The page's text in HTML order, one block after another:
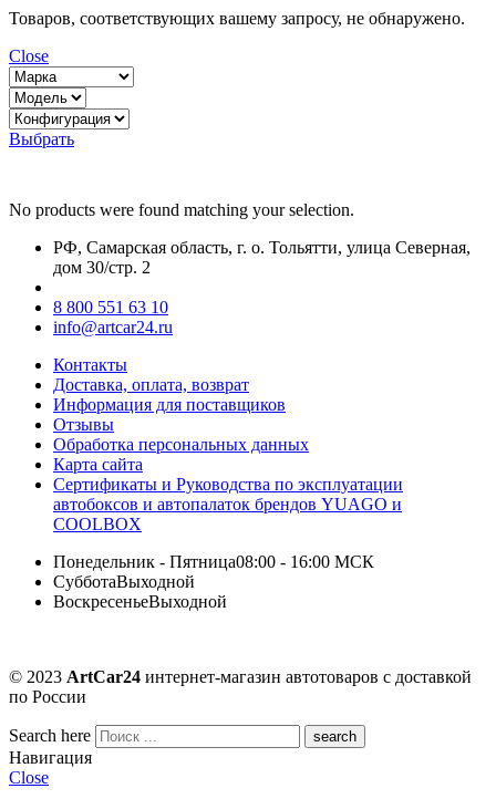
Товаров, соответствующих вашему запросу, не обнаружено.
Close
Выбрать
No products were found matching your selection.
РФ, Самарская область, г. о. Тольятти, улица Северная,
дом 30/стр. 2
8 800 551 63 10
info@artcar24.ru
Контакты
Доставка, оплата, возврат
Информация для поставщиков
Отзывы
Обработка персональных данных
Карта сайта
Сертификаты и Руководства по эксплуатации
автобоксов и автопалаток брендов YUAGO и
COOLBOX
Понедельник - Пятница08:00 - 16:00 МСК
СубботаВыходной
ВоскресеньеВыходной
© 2023 ArtCar24 интернет-магазин автотоваров с доставкой
по России
Search here
Навигация
Close